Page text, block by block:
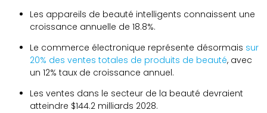
Les appareils de beauté intelligents connaissent une
croissance annuelle de 18.8%.
Le commerce électronique représente désormais sur
20% des ventes totales de produits de beauté, avec
un 12% taux de croissance annuel.
Les ventes dans le secteur de la beauté devraient
atteindre $144.2 milliards 2028.